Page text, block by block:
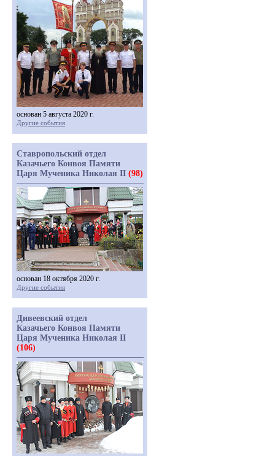
основан 5 августа 2020 г.
Другие события
Ставропольский отдел
Казачьего Конвоя Памяти
Царя Мученика Николая II (98)
основан 18 октября 2020 г.
Другие события
Дивеевский отдел
Казачьего Конвоя Памяти
Царя Мученика Николая II
(106)